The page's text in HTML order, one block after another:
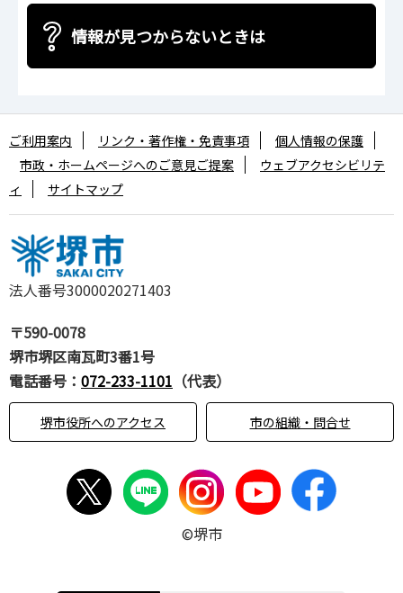
情報が見つからないときは
法人番号3000020271403
〒590-0078
堺市堺区南瓦町3番1号
電話番号： 072-233-1101 （代表）
堺市役所へのアクセス 市の組織・問合せ
ご利用案内 リンク・著作権・免責事項
個人情報の保護
市政・ホームページへのご意見ご提案
ウェブアクセシビリテ
ィ
サイトマップ
©堺市